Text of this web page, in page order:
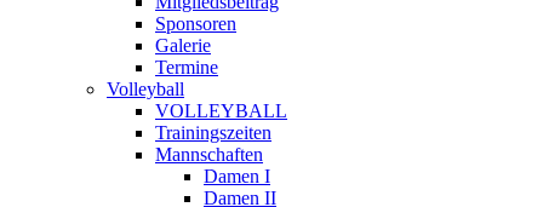
Sponsoren
Galerie
Termine
Volleyball
VOLLEYBALL
Trainingszeiten
Mannschaften
Damen I
Damen II